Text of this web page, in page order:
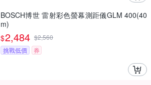
BOSCH博世 雷射彩色螢幕測距儀GLM 400(40
m)
$2,484 $2,560
挑戰低價
券